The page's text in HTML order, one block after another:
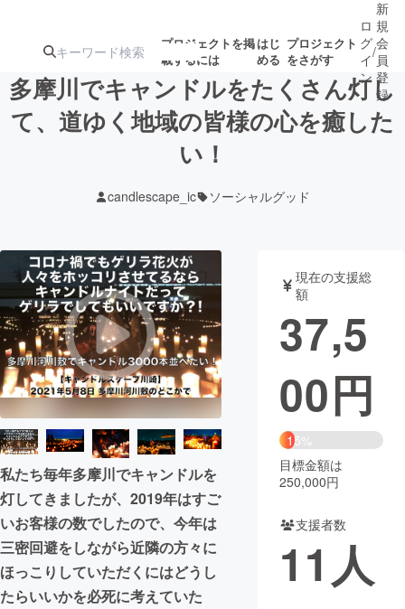
プロジェクトを掲
載するには
はじ
める
プロジェクト
をさがす
注目の新着プロ
テクノロジー・ガジェット
映像・映画 書籍・雑誌
ビジネス・起業 チャレンジ
まちづくり・地域活性化
CAMPFIRE for Social Good CAMPFIRE Creation
CAMPFIREふるさと納税machi-ya コミュニティ
ロ
グ
イ
ン
/
新
規
会
員
登
録
多摩川でキャンドルをたくさん灯し
て、道ゆく地域の皆様の心を癒した
い！
candlescape_ic ソーシャルグッド
私たち毎年多摩川でキャンドルを
灯してきましたが、2019年はすご
いお客様の数でしたので、今年は
三密回避をしながら近隣の方々に
ほっこりしていただくにはどうし
たらいいかを必死に考えていた
現在の支援総
額
37,5
00円
15%
目標金額は
250,000円
支援者数
11 人